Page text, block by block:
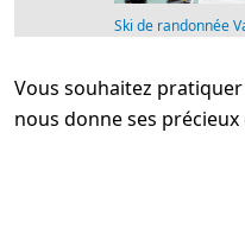
Ski de randonnée
Vous souhaitez
nous donne ses précieux